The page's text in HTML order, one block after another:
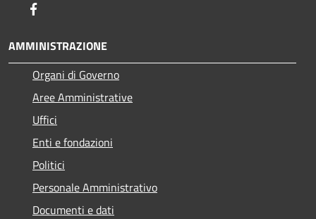
AMMINISTRAZIONE
Organi di Governo
Aree Amministrative
Uffici
Enti e fondazioni
Politici
Personale Amministrativo
Documenti e dati